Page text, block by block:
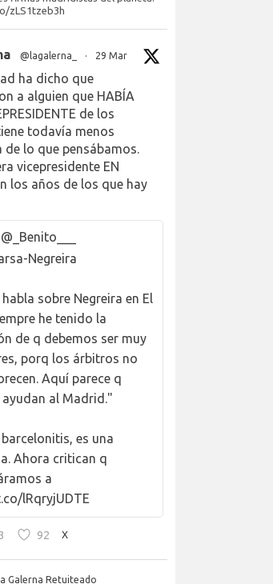
zLS1tzeb3h
@lagalerna_ · 29 Mar
ha dicho que
a alguien que HABÍA
de los
todavía menos
de lo que pensábamos.
vicepresidente EN
los años de los que hay
@_Benito___
Negreira
sobre Negreira en El
he tenido la
de q debemos ser muy
porq los árbitros no
Aquí parece q
ayudan al Madrid."
es una
Ahora critican q
a
lRqryjUDTE
92 X
La Galerna Retuiteado